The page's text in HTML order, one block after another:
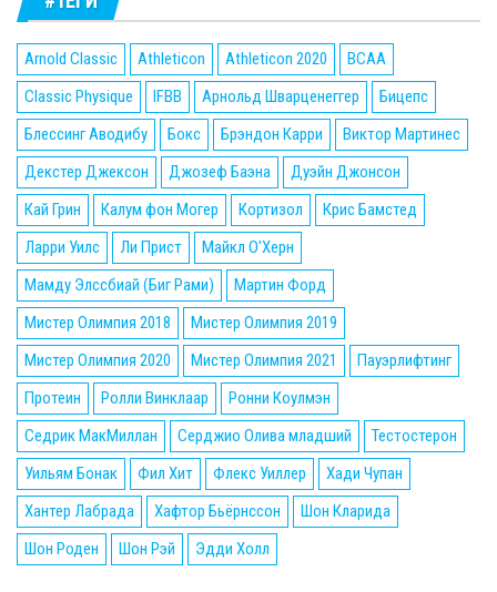
Arnold Classic Athleticon Athleticon 2020
BCAA
Classic Physique
IFBB Арнольд Шварценеггер
Бицепс
Блессинг Аводибу
Бокс Брэндон Карри
Виктор Мартинес
Декстер Джексон
Джозеф Баэна
Дуэйн Джонсон
Кай Грин
Калум фон Могер Кортизол
Крис Бамстед
Ларри Уилс
Ли Прист
Майкл О'Херн
Мамду Элссбиай (Биг Рами)
Мартин Форд
Мистер Олимпия 2018
Мистер Олимпия 2019
Мистер Олимпия 2020
Мистер Олимпия 2021
Пауэрлифтинг
Протеин
Ролли Винклаар
Ронни Коулмэн
Седрик МакМиллан
Серджио Олива младший
Тестостерон
Уильям Бонак
Фил Хит Флекс Уиллер
Хади Чупан
Хантер Лабрада
Хафтор Бьёрнссон
Шон Кларида
Шон Роден
Шон Рэй Эдди Холл